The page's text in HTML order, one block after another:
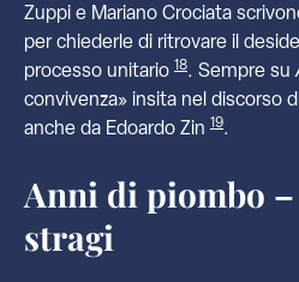
Zuppi e Mariano Crociata
per chiederle di ritrovare il
processo unitario 18. Sempre su
convivenza» insita nel discorso
anche da Edoardo Zin 19.
Anni di piombo
stragi